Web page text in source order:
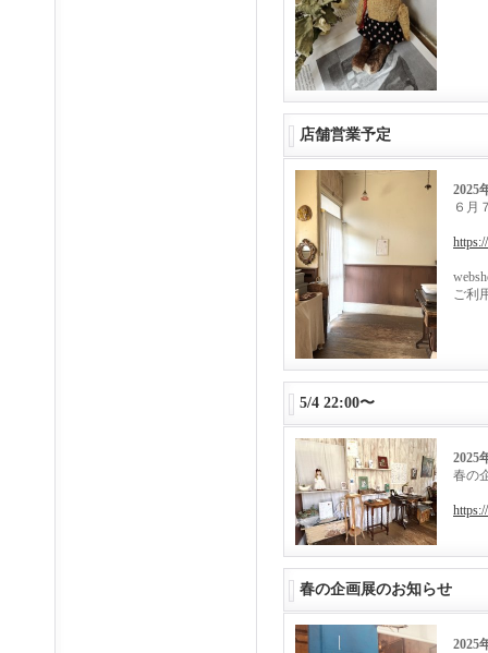
店舗営業予定
2025
６月
ご利
5/4 22:00〜
2025
春の
春の企画展のお知らせ
2025